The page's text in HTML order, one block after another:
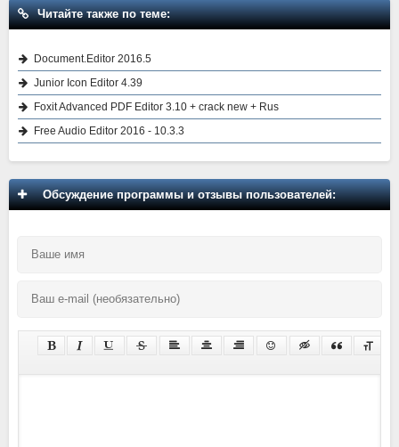
Читайте также по теме:
Document.Editor 2016.5
Junior Icon Editor 4.39
Foxit Advanced PDF Editor 3.10 + crack new + Rus
Free Audio Editor 2016 - 10.3.3
Обсуждение программы и отзывы пользователей: